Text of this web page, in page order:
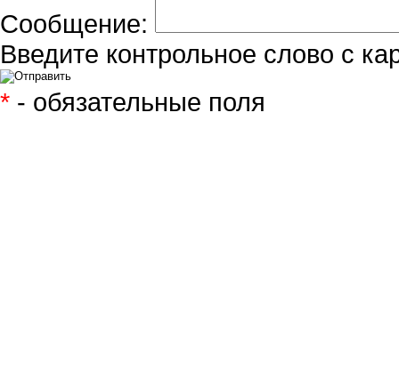
Сообщение:
Введите контрольное слово с
* - обязательные поля